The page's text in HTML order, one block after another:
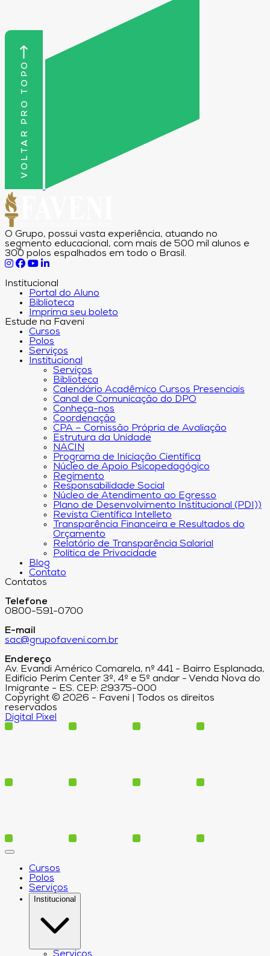
VOLTAR PRO TOPO
O Grupo, possui vasta experiência, atuando no
segmento educacional, com mais de 500 mil alunos e
300 polos espalhados em todo o Brasil.
Institucional
Portal do Aluno
Biblioteca
Imprima seu boleto
Estude na Faveni
Cursos
Polos
Serviços
Institucional
Serviços
Biblioteca
Calendário Acadêmico Cursos Presenciais
Canal de Comunicação do DPO
Conheça-nos
Coordenação
CPA – Comissão Própria de Avaliação
Estrutura da Unidade
NACIN
Programa de Iniciação Científica
Núcleo de Apoio Psicopedagógico
Regimento
Responsabilidade Social
Núcleo de Atendimento ao Egresso
Plano de Desenvolvimento Institucional (PDI))
Revista Científica Intelleto
Transparência Financeira e Resultados do
Orçamento
Relatório de Transparência Salarial
Política de Privacidade
Blog
Contato
Contatos
Telefone
0800-591-0700
E-mail
sac@grupofaveni.com.br
Endereço
Av. Evandi Américo Comarela, nº 441 - Bairro Esplanada,
Edifício Perim Center 3º, 4º e 5º andar - Venda Nova do
Imigrante - ES. CEP: 29375-000
Copyright © 2026 - Faveni | Todos os direitos
reservados
Digital Pixel
Cursos
Polos
Serviços
Institucional